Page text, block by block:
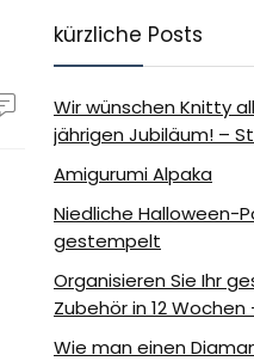
kürzliche Posts
Wir wünschen Knitty
jährigen Jubiläum! –
Amigurumi Alpaka
Niedliche Halloween-
gestempelt
Organisieren Sie Ihr
Zubehör in 12
Wie man einen